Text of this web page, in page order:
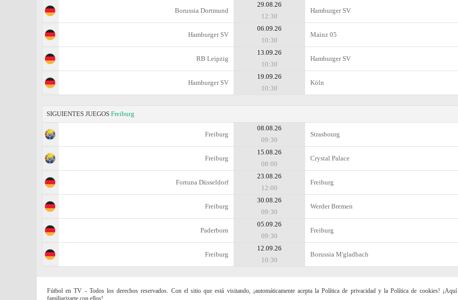
Borussia Dortmund
29.08.26
12:30
Hamburger SV
Hamburger SV
06.09.26
10:30
Mainz 05
RB Leipzig
13.09.26
10:30
Hamburger SV
Hamburger SV
19.09.26
10:30
Köln
SIGUIENTES JUEGOS Freiburg
Freiburg
08.08.26
09:30
Strasbourg
Freiburg
15.08.26
08:00
Crystal Palace
Fortuna Düsseldorf
23.08.26
12:00
Freiburg
Freiburg
30.08.26
09:30
Werder Bremen
Paderborn
05.09.26
09:30
Freiburg
Freiburg
12.09.26
10:30
Borussia M'gladbach
Fútbol en TV - Todos los derechos reservados. Con el sitio que está visitando, ¡automáticamente acepta la Política de privacidad y la Política de cookies! ¡Aquí
familiarizarte con ellos!